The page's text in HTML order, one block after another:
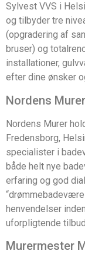
Sylvest VVS i
og tilbyder tre
(opgradering af
bruser) og
installationer,
efter dine ønsker
Nordens
Nordens Murer
Fredensborg,
specialister i
både helt nye
erfaring og god
henvendelser
uforpligtende tilbud.
Murermester